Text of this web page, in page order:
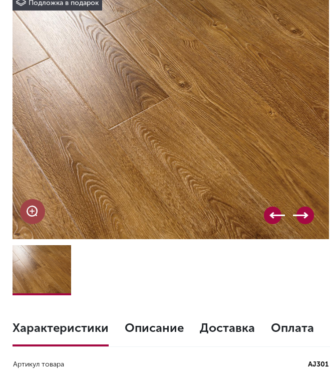
Подложка в подарок
Характеристики Описание Доставка Оплата
Артикул товара AJ301